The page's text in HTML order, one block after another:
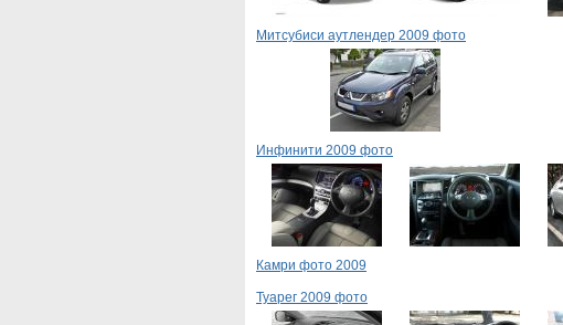
Митсубиси аутлендер 2009 фото
Инфинити 2009 фото
Камри фото 2009
Туарег 2009 фото